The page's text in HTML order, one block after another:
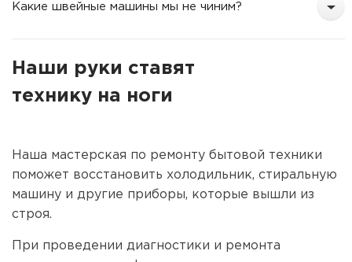
Какие швейные машины мы не чиним?
Наши руки ставят
технику на ноги
Наша мастерская по ремонту бытовой техники
поможет восстановить холодильник, стиральную
машину и другие приборы, которые вышли из
строя.
При проведении диагностики и ремонта